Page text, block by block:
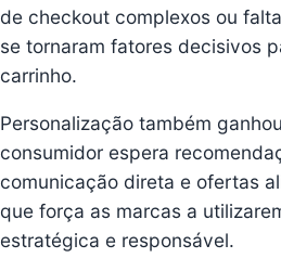
de checkout complexos ou
se tornaram fatores decisivos
carrinho.
Personalização também
consumidor espera
comunicação direta e ofertas
que força as marcas a
estratégica e responsável.